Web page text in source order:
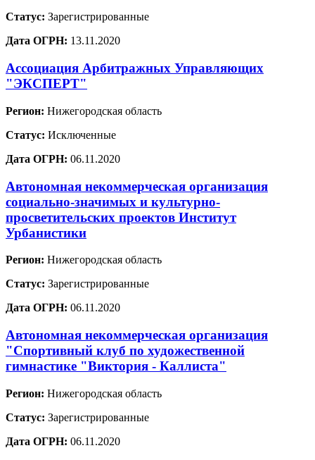
Статус: Зарегистрированные
Дата ОГРН: 13.11.2020
Ассоциация Арбитражных Управляющих
"ЭКСПЕРТ"
Регион: Нижегородская область
Статус: Исключенные
Дата ОГРН: 06.11.2020
Автономная некоммерческая организация
социально-значимых и культурно-
просветительских проектов Институт
Урбанистики
Регион: Нижегородская область
Статус: Зарегистрированные
Дата ОГРН: 06.11.2020
Автономная некоммерческая организация
"Спортивный клуб по художественной
гимнастике "Виктория - Каллиста"
Регион: Нижегородская область
Статус: Зарегистрированные
Дата ОГРН: 06.11.2020